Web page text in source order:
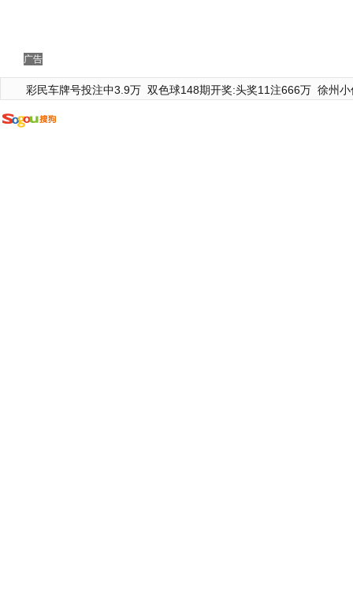
广告
彩民车牌号投注中3.9万 双色球148期开奖:头奖11注666万 徐州